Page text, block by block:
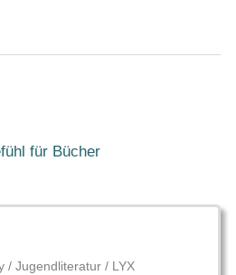
/ Jugendliteratur / LYX